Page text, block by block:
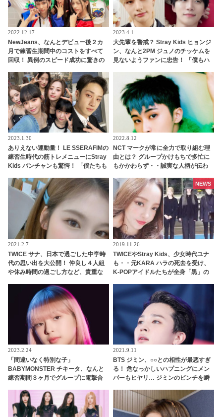
2022.12.17
NewJeans、なんとデビュー後２カ
月で練習生期間中のコストをすべて
回収！ 異例のスピード成功に驚きの
バーたちのお金の使い道は・・？
2023.4.1
大先輩を警戒？ Stray Kids ヒョンジ
ン、なんと2PM ジュノのチッケムを
見ないようファンに忠告！ 「僕もハ
驚きの理由がかわいすぎる
2023.1.30
ありえない運動量！ LE SSERAFIMの
練習生時代の筋トレメニューにStray
Kids バンチャンも驚愕！ 「僕たちも
2022.8.12
NCT マークが常に全力で取り組む理
由とは？ グループかけもちで多忙に
もかかわらず・・誠実な人柄が伝わ
2021.2.7
TWICE サナ、日本で過ごした中学時
代の思い出を大公開！ 仲良し４人組
や休み時間の過ごし方など、貴重な
2019.11.26
TWICEやStray Kids、少女時代ユナ
も・・元KARA ハラの死去を受け、
K-POPアイドルたちが全身「黒」の
NEWS
2023.2.24
「間違いなく特別な子」
BABYMONSTER チキータ、なんと
練習期間３ヶ月でグループに電撃合
鼓判！ 圧巻の才能でYGエンタの重鎮
を唸らせる
2021.9.11
BTS ジミン、○○との相性が最悪すぎ
る！ 危なっかしいハプニングにメン
バーもヒヤリ… ジミンのピンチを瞬
恒例となったジミンのアノ行動にフ
ァンびっくり